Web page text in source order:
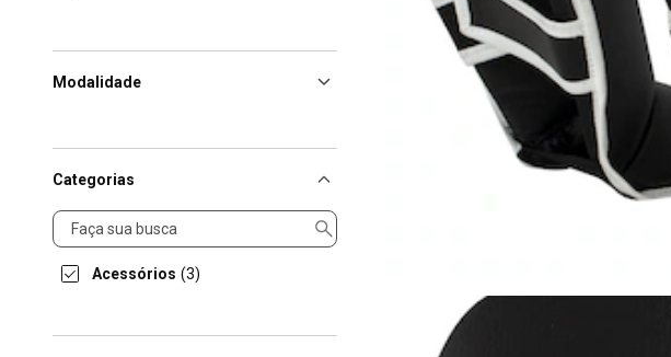
Modalidade
Categorias
Categorias
Acessórios (3)